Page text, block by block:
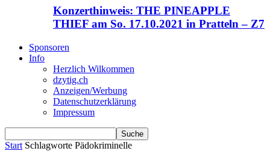
Konzerthinweis: THE PINEAPPLE
THIEF am So. 17.10.2021 in Pratteln – Z7
Sponsoren
Info
Herzlich Wilkommen
dzytig.ch
Anzeigen/Werbung
Datenschutzerklärung
Impressum
Start Schlagworte Pädokriminelle